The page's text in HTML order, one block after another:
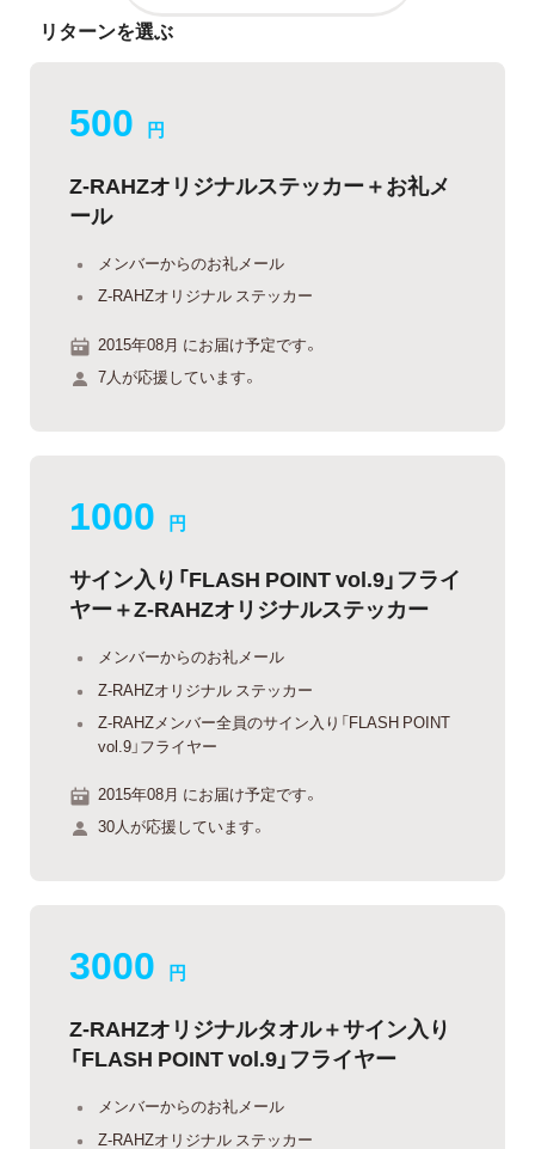
リターンを選ぶ
500 円
Z-RAHZオリジナルステッカー＋お礼メ
ール
メンバーからのお礼メール
Z-RAHZオリジナル ステッカー
2015年08月 にお届け予定です。
7人が応援しています。
1000 円
サイン入り「FLASH POINT vol.9」フライ
ヤー＋Z-RAHZオリジナルステッカー
メンバーからのお礼メール
Z-RAHZオリジナル ステッカー
Z-RAHZメンバー全員のサイン入り「FLASH POINT
vol.9」フライヤー
2015年08月 にお届け予定です。
30人が応援しています。
3000 円
Z-RAHZオリジナルタオル＋サイン入り
「FLASH POINT vol.9」フライヤー
メンバーからのお礼メール
Z-RAHZオリジナル ステッカー